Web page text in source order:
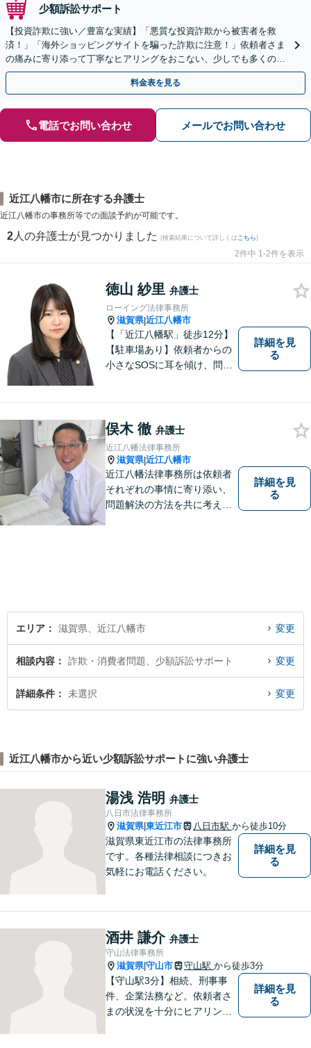
少額訴訟サポート
【投資詐欺に強い／豊富な実績】「悪質な投資詐欺から被害者を救
済！」「海外ショッピングサイトを騙った詐欺に注意！」依頼者さま
の痛みに寄り添って丁寧なヒアリングをおこない、少しでも多くの返
金が得られるよう尽力します！
料金表を見る
電話でお問い合わせ メールでお問い合わせ
近江八幡市に所在する弁護士
近江八幡市の事務所等での面談予約が可能です。
2 人の弁護士が見つかりました (検索結果について詳しくは こちら)
2件中 1-2件を表示
徳山 紗里 弁護士
ローイング法律事務所
滋賀県|近江八幡市
【「近江八幡駅」徒歩12分】
【駐車場あり】依頼者からの
小さなSOSに耳を傾け、問題
相談ください。
詳細を見
る
俣木 徹 弁護士
近江八幡法律事務所
滋賀県|近江八幡市
近江八幡法律事務所は依頼者
それぞれの事情に寄り添い、
問題解決の方法を共に考える
詳細を見
る
エリア 滋賀県、近江八幡市 変更
相談内容 詐欺・消費者問題、少額訴訟サポート 変更
詳細条件 未選択 変更
近江八幡市から近い少額訴訟サポートに強い弁護士
湯浅 浩明 弁護士
八日市法律事務所
滋賀県|東近江市 八日市駅 から徒歩10分
滋賀県東近江市の法律事務所
です。各種法律相談につきお
気軽にお電話ください。
詳細を見
る
酒井 謙介 弁護士
守山法律事務所
滋賀県|守山市 守山駅 から徒歩3分
【守山駅3分】相続、刑事事
件、企業法務など。依頼者さ
まの状況を十分にヒアリング
詳細を見
る